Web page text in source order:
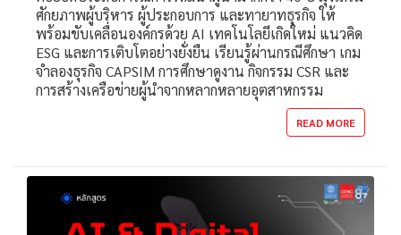
ศักยภาพผู้บริหาร ผู้ประกอบการ และทายาทธุรกิจ ให้
พร้อมขับเคลื่อนองค์กรด้วย AI เทคโนโลยีเกิดใหม่ แนวคิด
ESG และการเติบโตอย่างยั่งยืน เรียนรู้ผ่านกรณีศึกษา เกม
จำลองธุรกิจ CAPSIM การศึกษาดูงาน กิจกรรม CSR และ
การสร้างเครือข่ายผู้นำจากหลากหลายอุตสาหกรรม
READ MORE